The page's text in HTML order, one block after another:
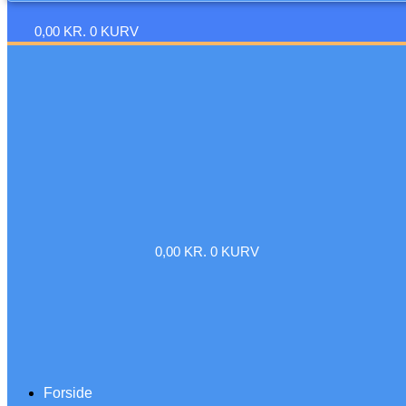
0,00 KR. 0 KURV
0,00 KR. 0 KURV
Forside